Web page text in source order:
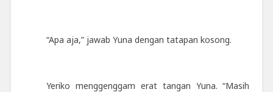
“Apa aja,” jawab Yuna dengan tatapan kosong.
Yeriko menggenggam erat tangan Yuna. “Masih